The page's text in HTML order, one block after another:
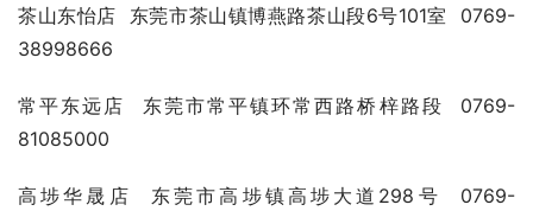
茶山东怡店  东莞市茶山镇博燕路茶山段6号101室  0769-
38998666
常平东远店  东莞市常平镇环常西路桥梓路段  0769-
81085000
高埗华晟店  东莞市高埗镇高埗大道298号  0769-